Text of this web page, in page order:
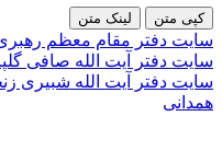
کپی متن لینک متن
سایت دفتر مقام معظم
سایت دفتر آیت الله صافی
سایت دفتر آیت الله شبیری
همدانی